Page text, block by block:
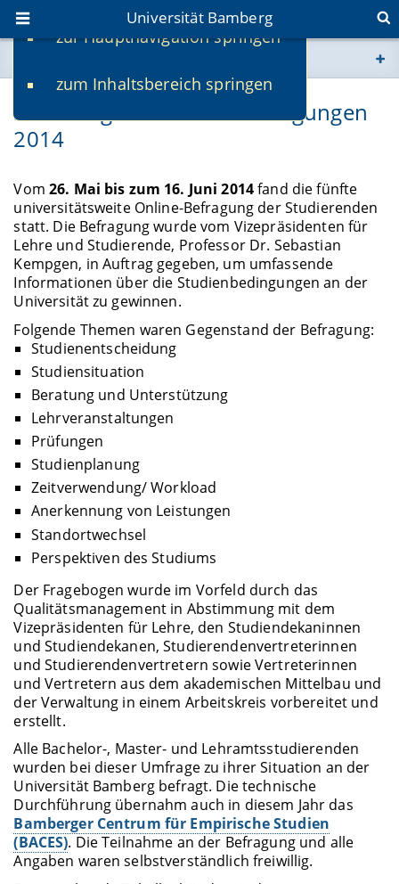
zur Hauptnavigation springen
zum Inhaltsbereich springen
Universität Bamberg
www.uni-bamberg.de
fis.uni-bamberg.de
5. Umfrage zu Studienbedingungen
2014
Vom 26. Mai bis zum 16. Juni 2014fand die fünfte
universitätsweite Online-Befragung der Studierenden
statt. Die Befragung wurde vom Vizepräsidenten für
Lehre und Studierende, Professor Dr. Sebastian
Kempgen, in Auftrag gegeben, um umfassende
Informationen über die Studienbedingungen an der
Universität zu gewinnen.
Folgende Themen waren Gegenstand der Befragung:
Studienentscheidung
Studiensituation
Beratung und Unterstützung
Lehrveranstaltungen
Prüfungen
Studienplanung
Zeitverwendung/ Workload
Anerkennung von Leistungen
Standortwechsel
Perspektiven des Studiums
Der Fragebogen wurde im Vorfeld durch das
Qualitätsmanagement in Abstimmung mit dem
Vizepräsidenten für Lehre, den Studiendekaninnen
und Studiendekanen, Studierendenvertreterinnen
und Studierendenvertretern sowie Vertreterinnen
und Vertretern aus dem akademischen Mittelbau und
der Verwaltung in einem Arbeitskreis vorbereitet und
erstellt.
Alle Bachelor-, Master- und Lehramtsstudierenden
wurden bei dieser Umfrage zu ihrer Situation an der
Universität Bamberg befragt. Die technische
Durchführung übernahm auch in diesem Jahr das
Bamberger Centrum für Empirische Studien
(BACES). Die Teilnahme an der Befragung und alle
Angaben waren selbstverständlich freiwillig.